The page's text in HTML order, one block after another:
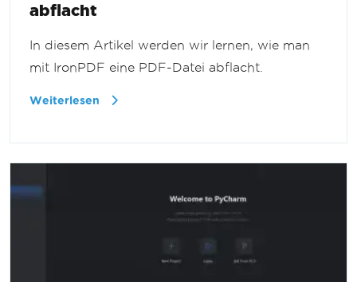
abflacht
In diesem Artikel werden wir lernen, wie man
mit IronPDF eine PDF-Datei abflacht.
Weiterlesen